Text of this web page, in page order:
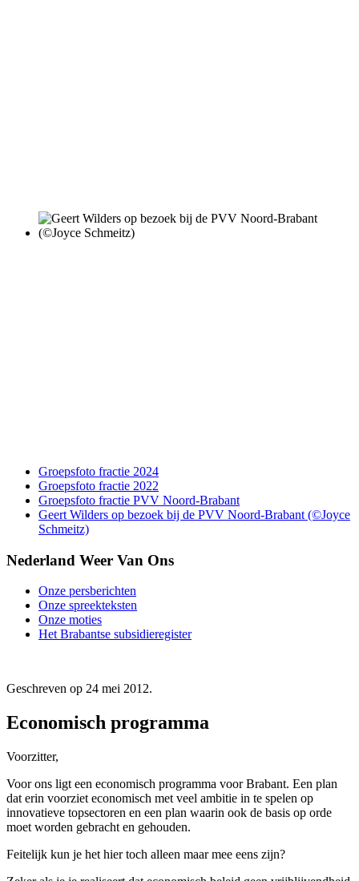
Groepsfoto fractie 2024
Groepsfoto fractie 2022
Groepsfoto fractie PVV Noord-Brabant
Geert Wilders op bezoek bij de PVV Noord-Brabant (©Joyce
Schmeitz)
Nederland Weer Van Ons
Onze persberichten
Onze spreekteksten
Onze moties
Het Brabantse subsidieregister
Geschreven op 24 mei 2012.
Economisch programma
Voorzitter,
Voor ons ligt een economisch programma voor Brabant. Een plan
dat erin voorziet economisch met veel ambitie in te spelen op
innovatieve topsectoren en een plan waarin ook de basis op orde
moet worden gebracht en gehouden.
Feitelijk kun je het hier toch alleen maar mee eens zijn?